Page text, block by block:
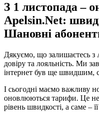
З 1 листопада –
Apelsin.Net:
Шановні
Дякуємо, що залишаєтесь
довіру та лояльність. Ми
інтернет був ще швидшим,
І сьогодні маємо важливу
оновлюються тарифи. Це не
рівень швидкості, а саме – її